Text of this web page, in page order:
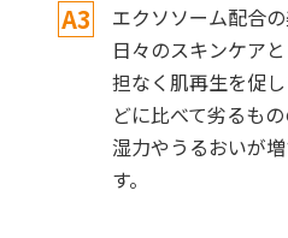
A3
エクソソーム配合
日々のスキンケア
担なく肌再生を促
どに比べて劣るも
湿力やうるおいが
す。